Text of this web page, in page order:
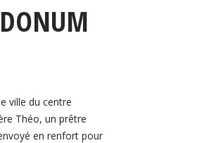
ville du centre
Théo, un prêtre
en renfort pour